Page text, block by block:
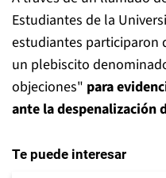
Estudiantes de la
estudiantes participaron
un plebiscito
objeciones" para
ante la despenalización
Te puede interesar